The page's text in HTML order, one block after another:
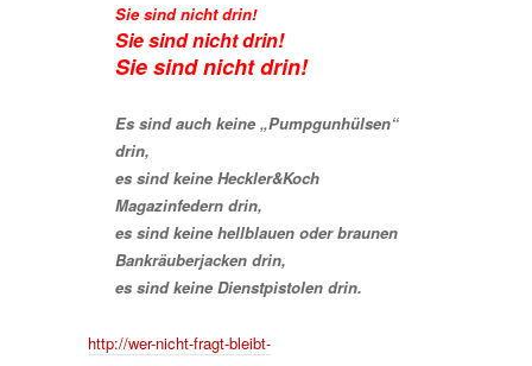
Sie sind nicht drin!
Sie sind nicht drin!
Sie sind nicht drin!
Es sind auch keine „Pumpgunhülsen“
drin,
es sind keine Heckler&Koch
Magazinfedern drin,
es sind keine hellblauen oder braunen
Bankräuberjacken drin,
es sind keine Dienstpistolen drin.
http://wer-nicht-fragt-bleibt-